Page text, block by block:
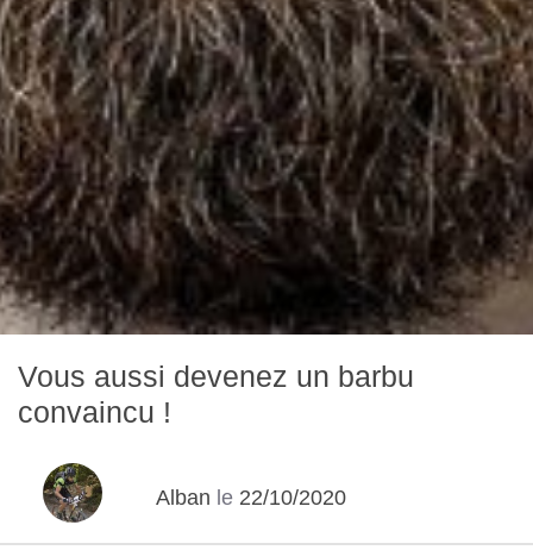
Vous aussi devenez un barbu
convaincu !
Alban le 22/10/2020